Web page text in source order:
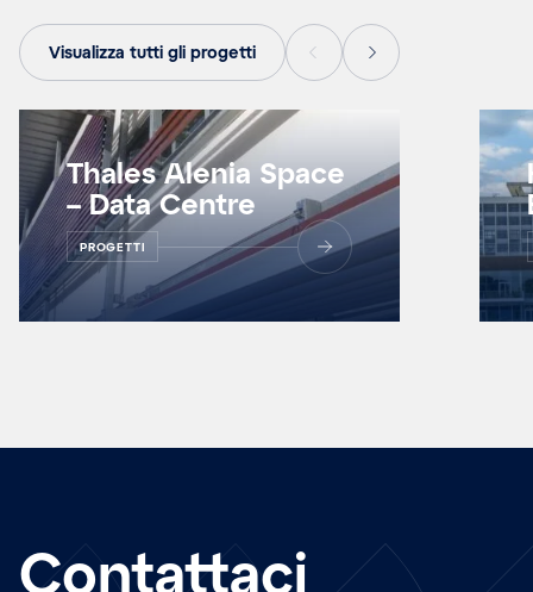
Visualizza tutti gli progetti
Thales Alenia Space
– Data Centre
PROGETTI
Contattaci